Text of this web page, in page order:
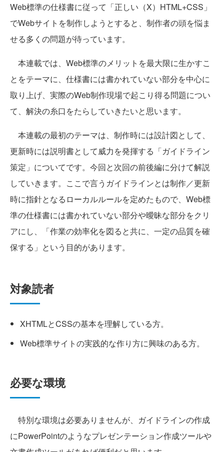
Web標準の仕様書に従って「正しい（X）HTML+CSS」
でWebサイトを制作しようとすると、制作者の頭を悩ま
せる多くの問題が待っています。
本連載では、Web標準のメリットを最大限に生かすこ
とをテーマに、仕様書には書かれていない部分を中心に
取り上げ、実際のWeb制作現場で起こり得る問題につい
て、解決の糸口をたらしていきたいと思います。
本連載の最初のテーマは、制作時には設計図として、
更新時には説明書として威力を発揮する「ガイドライン
策定」についてです。今回と次回の前後編に分けて解説
していきます。ここで言うガイドラインとは制作／更新
時に指針となるローカルルールを定めたもので、Web標
準の仕様書には書かれていない部分や曖昧な部分をクリ
アにし、「作業の効率化を図ると共に、一定の品質を確
保する」という目的があります。
対象読者
XHTMLとCSSの基本を理解している方。
Web標準サイトの実践的な作り方に興味のある方。
必要な環境
特別な環境は必要ありませんが、ガイドラインの作成
にPowerPointのようなプレゼンテーション作成ツールや